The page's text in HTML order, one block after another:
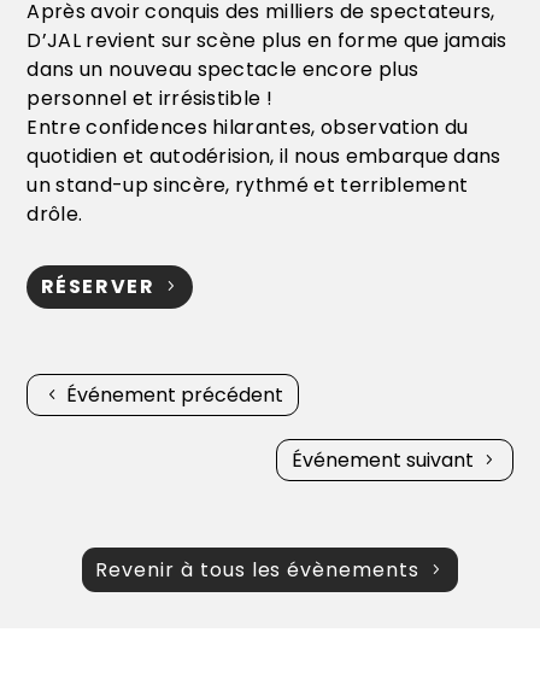
Après avoir conquis des milliers de spectateurs,
D’JAL revient sur scène plus en forme que jamais
dans un nouveau spectacle encore plus
personnel et irrésistible !
Entre confidences hilarantes, observation du
quotidien et autodérision, il nous embarque dans
un stand-up sincère, rythmé et terriblement
drôle.
RÉSERVER
Événement précédent
Événement suivant
Revenir à tous les évènements